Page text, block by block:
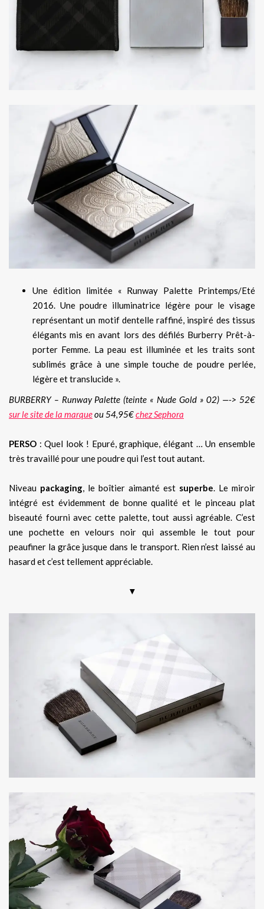
Une édition limitée « Runway Palette Printemps/Eté
2016. Une poudre illuminatrice légère pour le visage
représentant un motif dentelle raffiné, inspiré des tissus
élégants mis en avant lors des défilés Burberry Prêt-à-
porter Femme. La peau est illuminée et les traits sont
sublimés grâce à une simple touche de poudre perlée,
légère et translucide ».
BURBERRY – Runway Palette (teinte « Nude Gold » 02) —-> 52€
sur le site de la marqueou 54,95€chez Sephora
PERSO : Quel look ! Epuré, graphique, élégant … Un ensemble
très travaillé pour une poudre qui l’est tout autant.
Niveau packaging, le boîtier aimanté est superbe. Le miroir
intégré est évidemment de bonne qualité et le pinceau plat
biseauté fourni avec cette palette, tout aussi agréable. C’est
une pochette en velours noir qui assemble le tout pour
peaufiner la grâce jusque dans le transport. Rien n’est laissé au
hasard et c’est tellement appréciable.
▼